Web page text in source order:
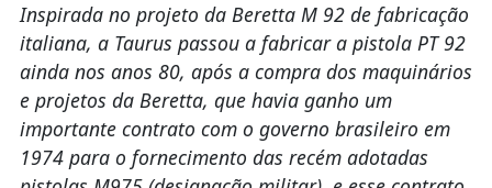
Inspirada no projeto da Beretta M 92 de fabricação
italiana, a Taurus passou a fabricar a pistola PT 92
ainda nos anos 80, após a compra dos maquinários
e projetos da Beretta, que havia ganho um
importante contrato com o governo brasileiro em
1974 para o fornecimento das recém adotadas